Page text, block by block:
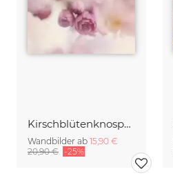
Kirschblütenknospen Doppelbelichtung
Wandbilder ab 15,90 €
20,90 € -25%